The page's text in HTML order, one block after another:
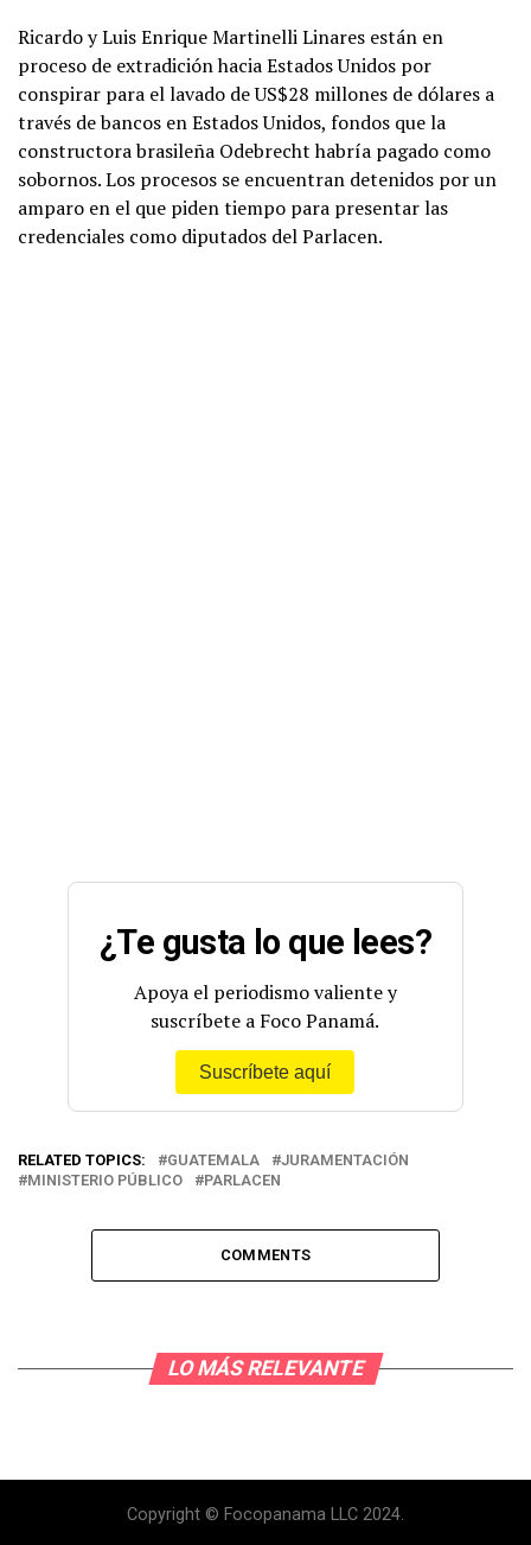
Ricardo y Luis Enrique Martinelli Linares están en
proceso de extradición hacia Estados Unidos por
conspirar para el lavado de US$28 millones de dólares a
través de bancos en Estados Unidos, fondos que la
constructora brasileña Odebrecht habría pagado como
sobornos. Los procesos se encuentran detenidos por un
amparo en el que piden tiempo para presentar las
credenciales como diputados del Parlacen.
¿Te gusta lo que lees?
Apoya el periodismo valiente y
suscríbete a Foco Panamá.
Suscríbete aquí
RELATED TOPICS: GUATEMALA
JURAMENTACIÓN
MINISTERIO PÚBLICO
PARLACEN
COMMENTS
LO MÁS RELEVANTE
Copyright © Focopanama LLC 2024.